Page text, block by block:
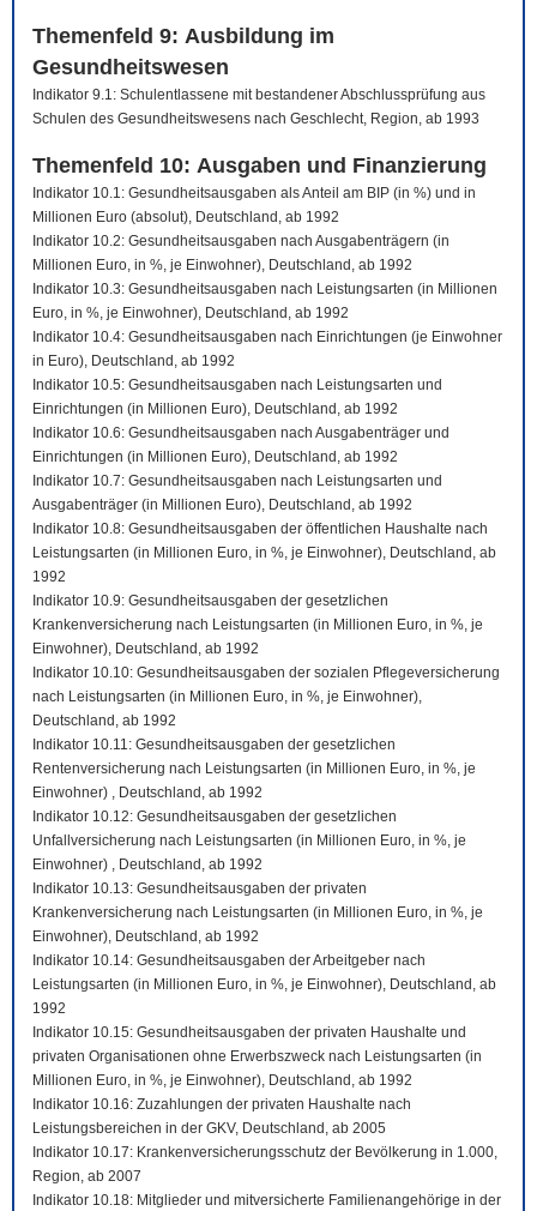
Themenfeld 9: Ausbildung im
Gesundheitswesen
Indikator 9.1: Schulentlassene mit bestandener Abschlussprüfung aus
Schulen des Gesundheitswesens nach Geschlecht, Region, ab 1993
Themenfeld 10: Ausgaben und Finanzierung
Indikator 10.1: Gesundheitsausgaben als Anteil am BIP (in %) und in
Millionen Euro (absolut), Deutschland, ab 1992
Indikator 10.2: Gesundheitsausgaben nach Ausgabenträgern (in
Millionen Euro, in %, je Einwohner), Deutschland, ab 1992
Indikator 10.3: Gesundheitsausgaben nach Leistungsarten (in Millionen
Euro, in %, je Einwohner), Deutschland, ab 1992
Indikator 10.4: Gesundheitsausgaben nach Einrichtungen (je Einwohner
in Euro), Deutschland, ab 1992
Indikator 10.5: Gesundheitsausgaben nach Leistungsarten und
Einrichtungen (in Millionen Euro), Deutschland, ab 1992
Indikator 10.6: Gesundheitsausgaben nach Ausgabenträger und
Einrichtungen (in Millionen Euro), Deutschland, ab 1992
Indikator 10.7: Gesundheitsausgaben nach Leistungsarten und
Ausgabenträger (in Millionen Euro), Deutschland, ab 1992
Indikator 10.8: Gesundheitsausgaben der öffentlichen Haushalte nach
Leistungsarten (in Millionen Euro, in %, je Einwohner), Deutschland, ab
1992
Indikator 10.9: Gesundheitsausgaben der gesetzlichen
Krankenversicherung nach Leistungsarten (in Millionen Euro, in %, je
Einwohner), Deutschland, ab 1992
Indikator 10.10: Gesundheitsausgaben der sozialen Pflegeversicherung
nach Leistungsarten (in Millionen Euro, in %, je Einwohner),
Deutschland, ab 1992
Indikator 10.11: Gesundheitsausgaben der gesetzlichen
Rentenversicherung nach Leistungsarten (in Millionen Euro, in %, je
Einwohner) , Deutschland, ab 1992
Indikator 10.12: Gesundheitsausgaben der gesetzlichen
Unfallversicherung nach Leistungsarten (in Millionen Euro, in %, je
Einwohner) , Deutschland, ab 1992
Indikator 10.13: Gesundheitsausgaben der privaten
Krankenversicherung nach Leistungsarten (in Millionen Euro, in %, je
Einwohner), Deutschland, ab 1992
Indikator 10.14: Gesundheitsausgaben der Arbeitgeber nach
Leistungsarten (in Millionen Euro, in %, je Einwohner), Deutschland, ab
1992
Indikator 10.15: Gesundheitsausgaben der privaten Haushalte und
privaten Organisationen ohne Erwerbszweck nach Leistungsarten (in
Millionen Euro, in %, je Einwohner), Deutschland, ab 1992
Indikator 10.16: Zuzahlungen der privaten Haushalte nach
Leistungsbereichen in der GKV, Deutschland, ab 2005
Indikator 10.17: Krankenversicherungsschutz der Bevölkerung in 1.000,
Region, ab 2007
Indikator 10.18: Mitglieder und mitversicherte Familienangehörige in der